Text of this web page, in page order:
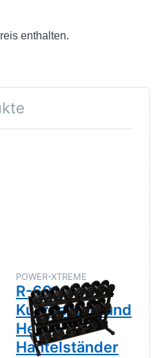
enthalten.
POWER-XTREME
R-601
Kurzhantel- und
Hex-
Hantelständer